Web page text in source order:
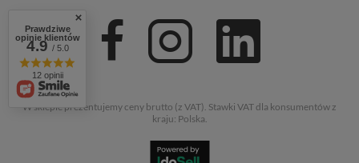
W sklepie prezentujemy ceny brutto (z VAT). Stawki VAT dla konsumentów z
kraju: Polska.
Prawdziwe
opinie klientów
4.9/ 5.0
12 opinii